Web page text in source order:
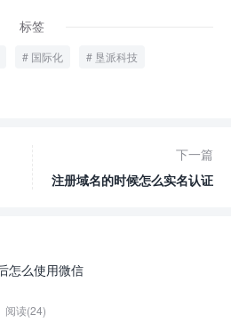
标签
国际化 垦派科技
下一篇
注册域名的时候怎么实名认证
怎么使用微信
阅读(24)